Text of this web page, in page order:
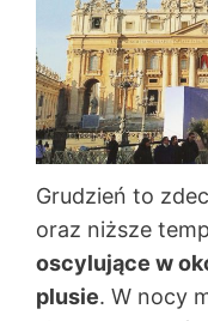
Grudzień to
oraz niższe
oscylujące w
plusie. W nocy